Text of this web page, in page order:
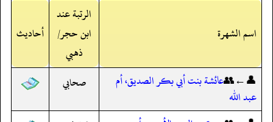
اسم الشهرة
الرتبة عند
ابن حجر/
ذهبي
أحاديث
👤←👥عائشة بنت أبي بكر الصديق، أم
عبد الله
صحابي